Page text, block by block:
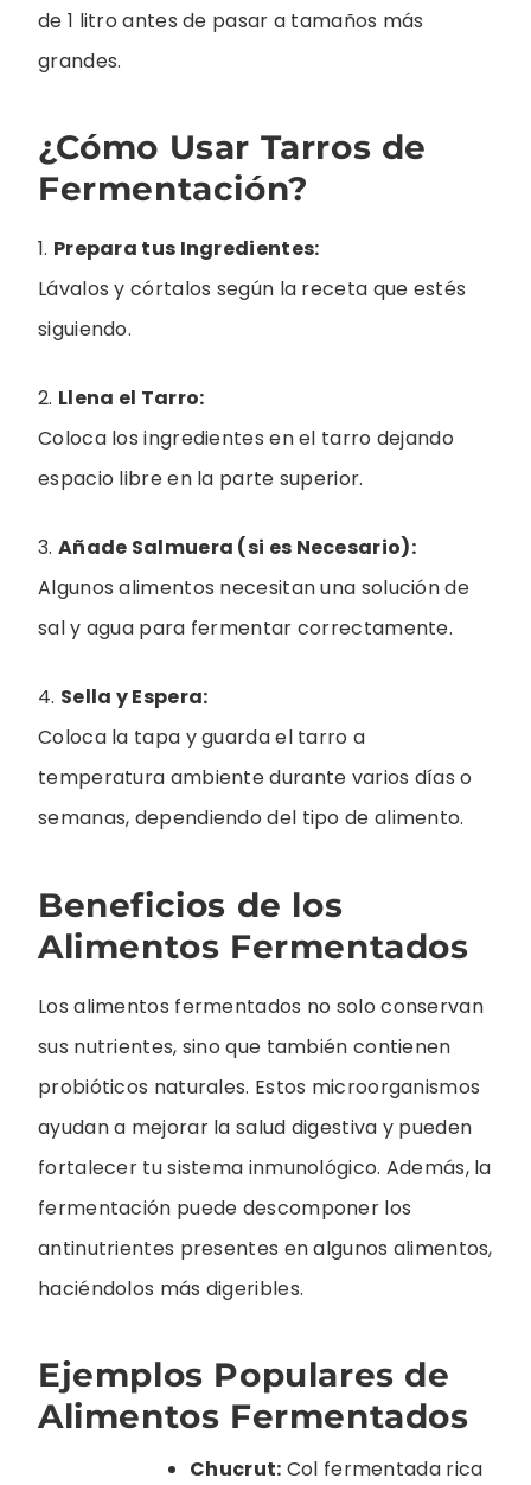
de 1 litro antes de pasar a tamaños más
grandes.
¿Cómo Usar Tarros de
Fermentación?
1. Prepara tus Ingredientes:
Lávalos y córtalos según la receta que estés
siguiendo.
2. Llena el Tarro:
Coloca los ingredientes en el tarro dejando
espacio libre en la parte superior.
3. Añade Salmuera (si es Necesario):
Algunos alimentos necesitan una solución de
sal y agua para fermentar correctamente.
4. Sella y Espera:
Coloca la tapa y guarda el tarro a
temperatura ambiente durante varios días o
semanas, dependiendo del tipo de alimento.
Beneficios de los
Alimentos Fermentados
Los alimentos fermentados no solo conservan
sus nutrientes, sino que también contienen
probióticos naturales. Estos microorganismos
ayudan a mejorar la salud digestiva y pueden
fortalecer tu sistema inmunológico. Además, la
fermentación puede descomponer los
antinutrientes presentes en algunos alimentos,
haciéndolos más digeribles.
Ejemplos Populares de
Alimentos Fermentados
Chucrut: Col fermentada rica